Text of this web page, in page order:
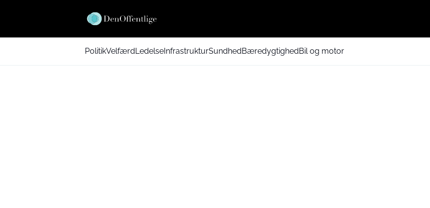
PolitikVelfærdLedelseInfrastrukturSundhedBæredygtighedBil og motor